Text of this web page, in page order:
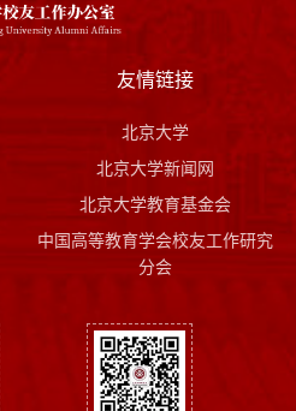
友情链接
北京大学
北京大学新闻网
北京大学教育基金会
中国高等教育学会校友工作研究
分会